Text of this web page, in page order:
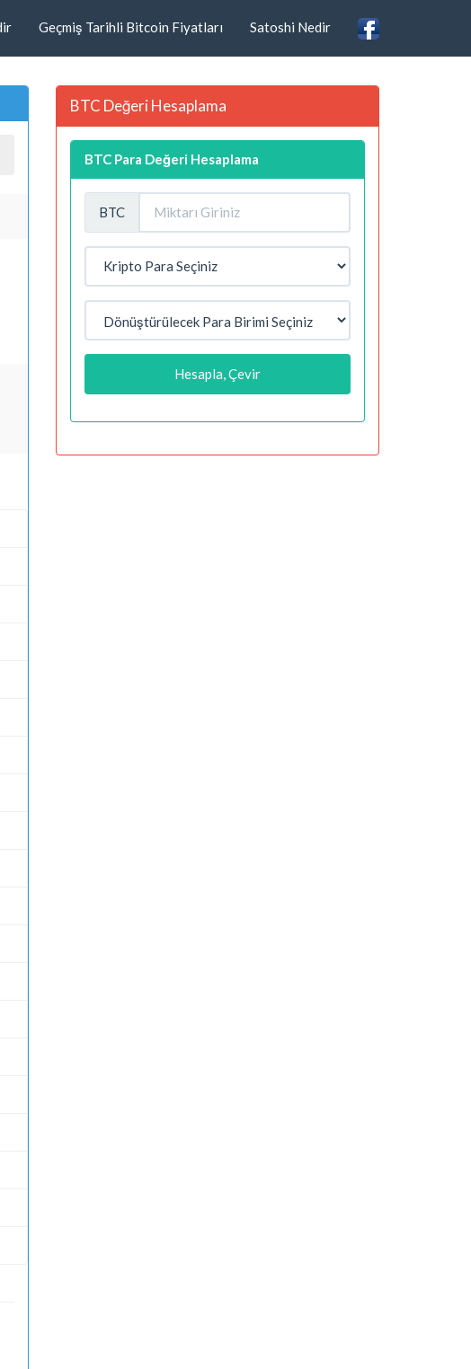
Geçmiş Tarihli Bitcoin Fiyatları Satoshi Nedir
BTC Değeri Hesaplama
BTC Para Değeri Hesaplama
BTC
Hesapla, Çevir